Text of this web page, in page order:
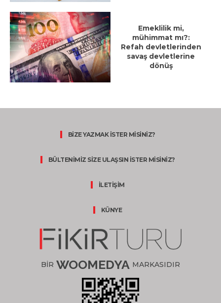
Emeklilik mi,
mühimmat mı?:
Refah devletlerinden
savaş devletlerine
dönüş
BİZE YAZMAK İSTER MİSİNİZ?
BÜLTENİMİZ SİZE ULAŞSIN İSTER MİSİNİZ?
İLETİŞİM
KÜNYE
BİR WOOMEDYA MARKASIDIR